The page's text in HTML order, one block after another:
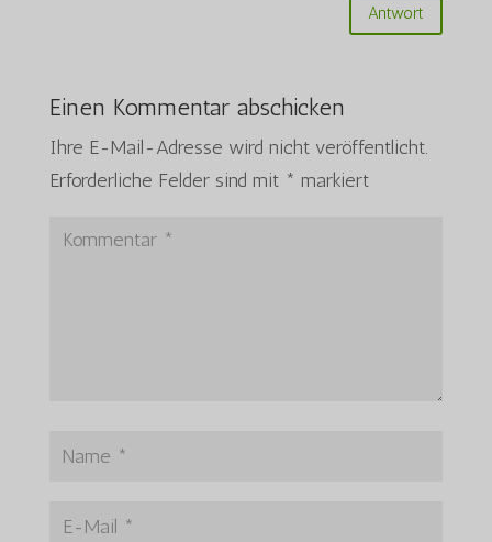
Antwort
Einen Kommentar abschicken
Ihre E-Mail-Adresse wird nicht veröffentlicht.
Erforderliche Felder sind mit * markiert